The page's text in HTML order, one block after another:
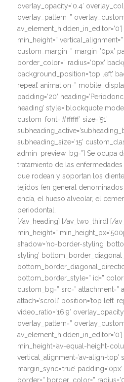
overlay_opacity=’0.4′
overlay_pattern=”
min_height=” vertical_alignment=”
custom_margin=” margin=’0px’
border_color=” radius=’0px’
background_position=’top left’
repeat’ animation=”
padding=’20’
heading’ style=’blockquote
custom_font=’#ffffff’ size=’51’
subheading_size=’15’
admin_preview_bg=”] Se ocupa
tratamiento de las
que rodean y soportan los
tejidos (en general denominados
encía, el hueso alveolar, el
periodontal.
[/av_heading] [/av_two_third] [/
min_height=”
shadow=’no-border-styling’
styling’
bottom_border_style=” id=”
custom_bg=” src=” attachment=”
attach=’scroll’ position=’top left’
video_ratio=’16:9′
overlay_pattern=”
min_height=’av-equal-height-
vertical_alignment=’av-align-top’
margin_sync=’true’
border=” border_color=”